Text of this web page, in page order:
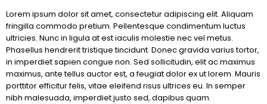
Lorem ipsum dolor sit amet, consectetur adipiscing elit. Aliquam
fringilla commodo pretium. Pellentesque condimentum luctus
ultricies. Nunc in ligula at est iaculis molestie nec vel metus.
Phasellus hendrerit tristique tincidunt. Donec gravida varius tortor,
in imperdiet sapien congue non. Sed sollicitudin, elit ac maximus
maximus, ante tellus auctor est, a feugiat dolor ex ut lorem. Mauris
porttitor efficitur felis, vitae eleifend risus ultrices eu. In semper
nibh malesuada, imperdiet justo sed, dapibus quam.